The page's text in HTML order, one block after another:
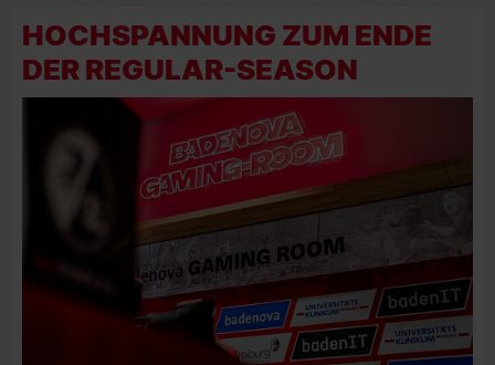
HOCHSPANNUNG ZUM ENDE
DER REGULAR-SEASON